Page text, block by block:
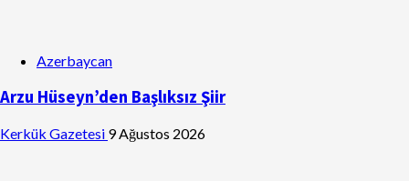
Azerbaycan
Arzu Hüseyn’den Başlıksız Şiir
Kerkük Gazetesi 9 Ağustos 2026